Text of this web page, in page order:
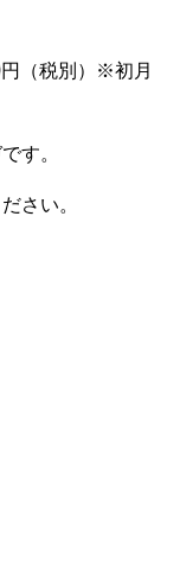
（税別）※初月
す。
さい。